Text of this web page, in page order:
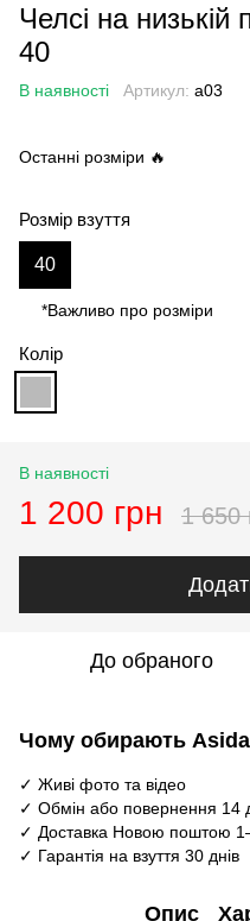
Челсі на низькій
40
В наявності Артикул: а03
Останні розміри 🔥
Розмір взуття
40
*Важливо про розміри
Колір
В наявності
1 200 грн 1 650
До обраного
Чому обирають
✓ Живі фото та відео
✓ Обмін або повернення 14
✓ Доставка Новою поштою
✓ Гарантія на взуття 30 днів
Опис